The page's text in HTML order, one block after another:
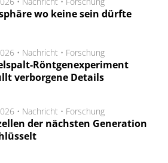
wo keine sein dürfte
• Nachricht • Forschung
Röntgenexperiment
verborgene Details
• Nachricht • Forschung
der nächsten Generation